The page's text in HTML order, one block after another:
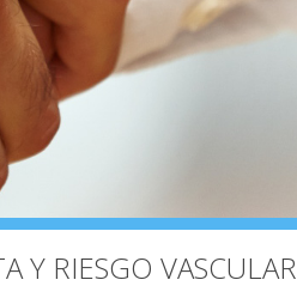
Y RIESGO VASCULAR